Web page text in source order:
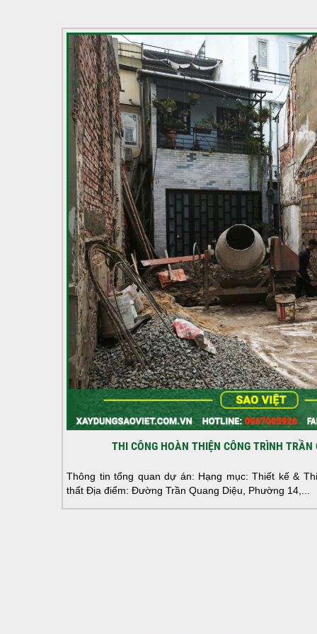
THI CÔNG HOÀN THIỆN CÔNG TRÌNH TRẦN
Thông tin tổng quan dự án: Hạng mục: Thiết kế &
thất Địa điểm: Đường Trần Quang Diệu, Phường 14,...